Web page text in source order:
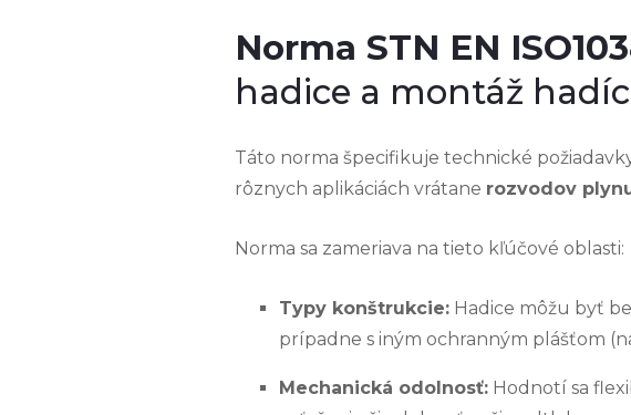
Norma STN EN
hadice a montáž hadíc
Táto norma špecifikuje technické
rôznych aplikáciách vrátane rozvodov
Norma sa zameriava na tieto kľúčové oblasti:
Typy konštrukcie:Hadice môžu byť
prípadne s iným ochranným plášťom
Mechanická odolnosť:Hodnotí sa